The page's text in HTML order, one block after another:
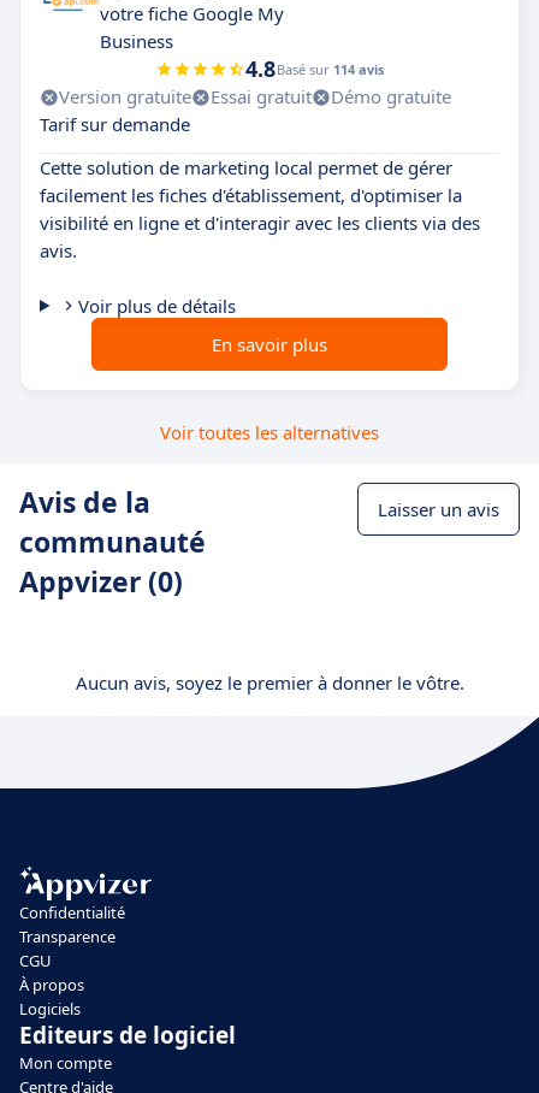
votre fiche Google My
Business
4.8Basé sur 114 avis
Version gratuite Essai gratuit
Démo gratuite
Tarif sur demande
Cette solution de marketing local permet de gérer
facilement les fiches d'établissement, d'optimiser la
visibilité en ligne et d'interagir avec les clients via des
avis.
Voir plus de détails
En savoir plus
Voir toutes les alternatives
Avis de la
communauté
Appvizer (0)
Laisser un avis
Aucun avis, soyez le premier à donner le vôtre.
Confidentialité
Transparence
CGU
À propos
Logiciels
Editeurs de logiciel
Mon compte
Centre d'aide